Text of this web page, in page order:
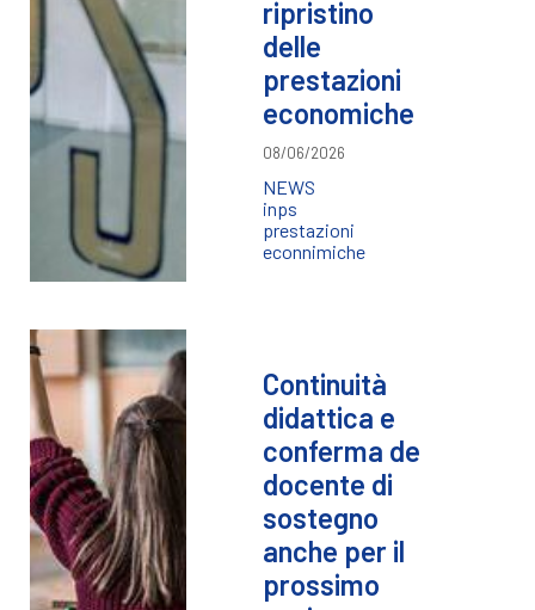
ripristino
delle
prestazioni
economiche
08/06/2026
NEWS
inps
prestazioni
econnimiche
Continuità
didattica e
conferma de
docente di
sostegno
anche per il
prossimo